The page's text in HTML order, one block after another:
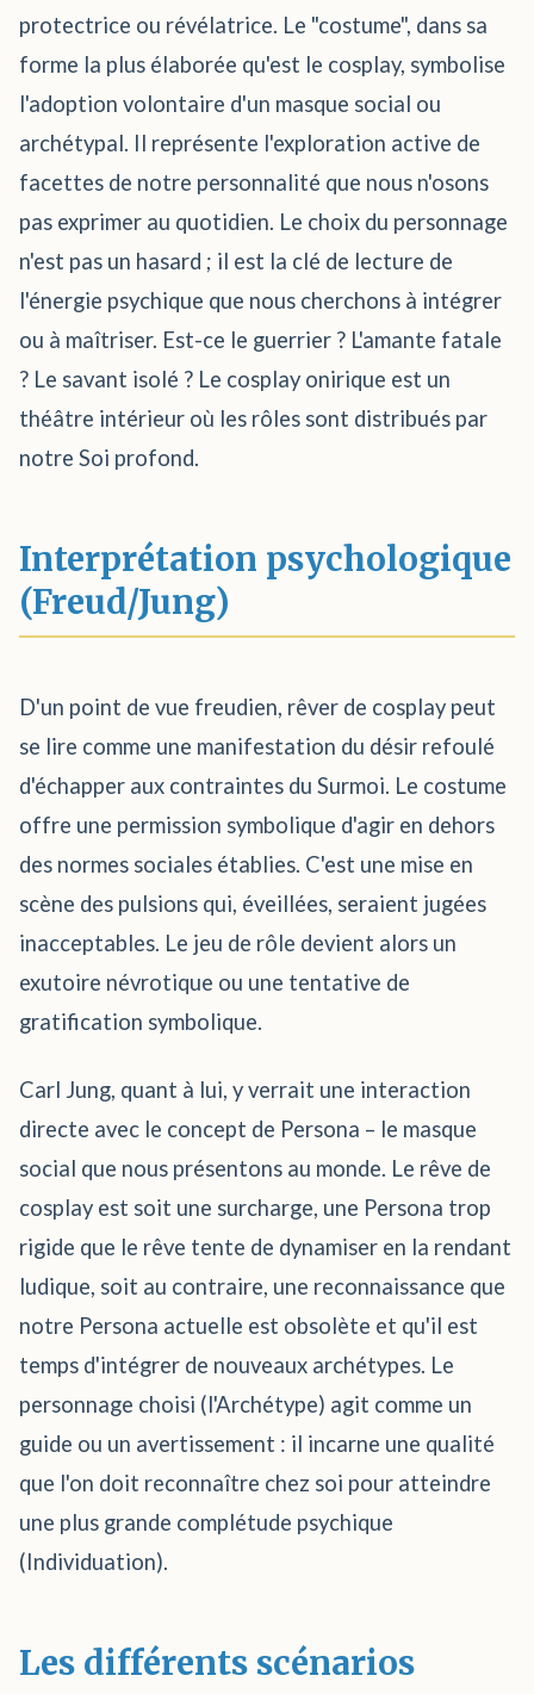
protectrice ou révélatrice. Le "costume", dans sa
forme la plus élaborée qu'est le cosplay, symbolise
l'adoption volontaire d'un masque social ou
archétypal. Il représente l'exploration active de
facettes de notre personnalité que nous n'osons
pas exprimer au quotidien. Le choix du personnage
n'est pas un hasard ; il est la clé de lecture de
l'énergie psychique que nous cherchons à intégrer
ou à maîtriser. Est-ce le guerrier ? L'amante fatale
? Le savant isolé ? Le cosplay onirique est un
théâtre intérieur où les rôles sont distribués par
notre Soi profond.
Interprétation psychologique
(Freud/Jung)
D'un point de vue freudien, rêver de cosplay peut
se lire comme une manifestation du désir refoulé
d'échapper aux contraintes du Surmoi. Le costume
offre une permission symbolique d'agir en dehors
des normes sociales établies. C'est une mise en
scène des pulsions qui, éveillées, seraient jugées
inacceptables. Le jeu de rôle devient alors un
exutoire névrotique ou une tentative de
gratification symbolique.
Carl Jung, quant à lui, y verrait une interaction
directe avec le concept de Persona – le masque
social que nous présentons au monde. Le rêve de
cosplay est soit une surcharge, une Persona trop
rigide que le rêve tente de dynamiser en la rendant
ludique, soit au contraire, une reconnaissance que
notre Persona actuelle est obsolète et qu'il est
temps d'intégrer de nouveaux archétypes. Le
personnage choisi (l'Archétype) agit comme un
guide ou un avertissement : il incarne une qualité
que l'on doit reconnaître chez soi pour atteindre
une plus grande complétude psychique
(Individuation).
Les différents scénarios